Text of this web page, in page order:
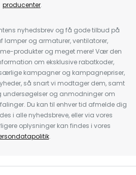
producenter.
nyhedsbrev og få gode tilbud på
lamper og armaturer, ventilatorer,
produkter og meget mere! Vær den
om eksklusive rabatkoder,
kampagner og kampagnepriser,
så snart vi modtager dem, samt
undersøgelser og anmodninger om
Du kan til enhver tid afmelde dig
i alle nyhedsbreve, eller via vores
oplysninger kan findes i vores
.